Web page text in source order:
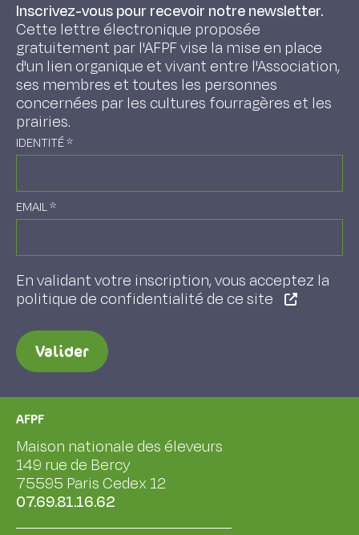
Inscrivez-vous pour recevoir notre newsletter.
Cette lettre électronique proposée
gratuitement par l'AFPF vise la mise en place
d'un lien organique et vivant entre l'Association,
ses membres et toutes les personnes
concernées par les cultures fourragères et les
prairies.
IDENTITÉ*
EMAIL*
En validant votre inscription, vous acceptez la
politique de confidentialité de ce site
Valider
AFPF
Maison nationale des éleveurs
149 rue de Bercy
75595 Paris Cedex 12
07.69.81.16.62